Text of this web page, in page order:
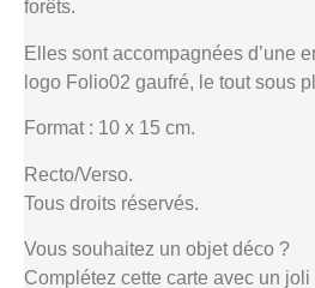
forêts.
Elles sont accompagnées d’une
logo Folio02 gaufré, le tout sous
Format : 10 x 15 cm.
Recto/Verso.
Tous droits réservés.
Vous souhaitez un objet déco ?
Complétez cette carte avec un